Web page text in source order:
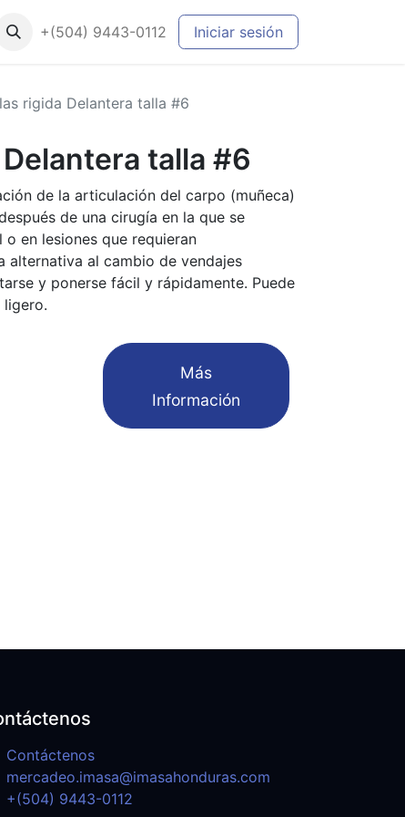
+(504) 9443-0112 Iniciar sesión
rigida Delantera talla #6
talla #6
de la articulación del carpo (muñeca)
de una cirugía en la que se
en lesiones que requieran
alternativa al cambio de vendajes
y ponerse fácil y rápidamente. Puede
ligero.
​Más
Información
Contáctenos
mercadeo.imasa@imasahonduras.com
+(504) 9443-0112